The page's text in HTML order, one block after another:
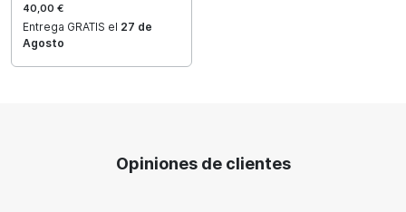
40,00 €
Entrega GRATIS el 27 de
Agosto
Opiniones de clientes